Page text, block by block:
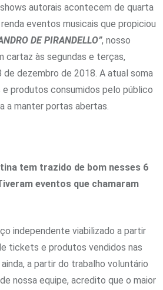
autorais acontecem de quarta
eventos musicais que propiciou
DE PIRANDELLO”, nosso
cartaz às segundas e terças,
de dezembro de 2018. A atual soma
produtos consumidos pelo público
a manter portas abertas.
tem trazido de bom nesses 6
eventos que chamaram
independente viabilizado a partir
tickets e produtos vendidos nas
a partir do trabalho voluntário
nossa equipe, acredito que o maior